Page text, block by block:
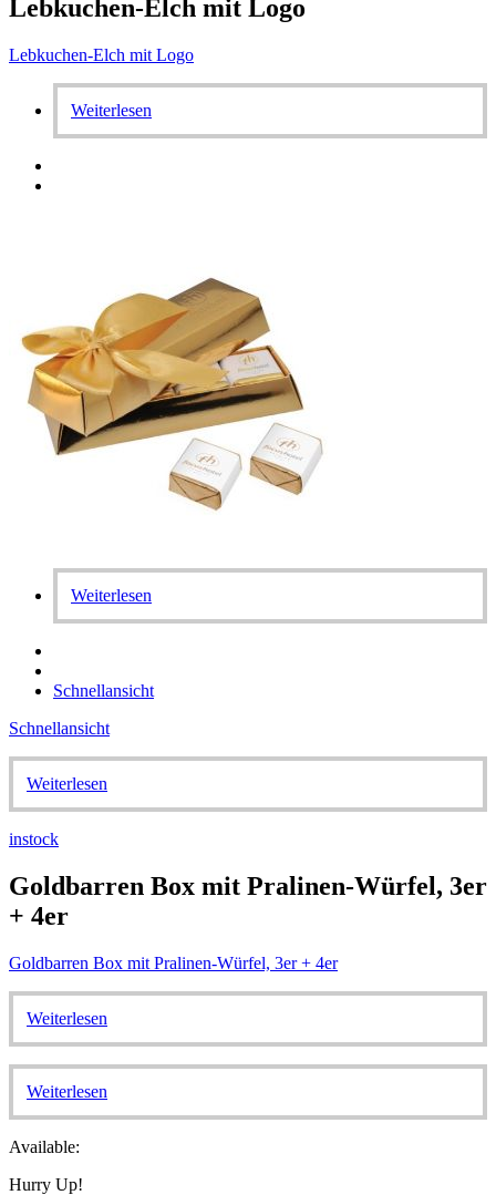
Lebkuchen-Elch mit Logo
Lebkuchen-Elch mit Logo
Weiterlesen
Weiterlesen
Schnellansicht
Schnellansicht
Weiterlesen
instock
Goldbarren Box mit Pralinen-Würfel, 3er
+ 4er
Goldbarren Box mit Pralinen-Würfel, 3er + 4er
Weiterlesen
Weiterlesen
Available:
Hurry Up!